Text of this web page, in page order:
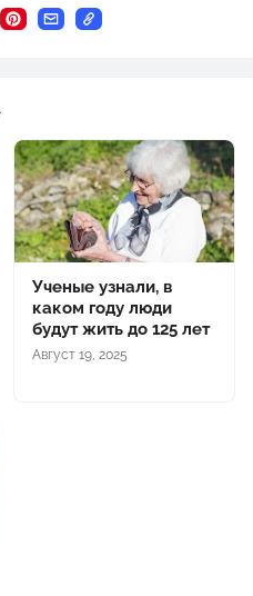
Ученые узнали, в
каком году люди
будут жить до 125 лет
Август 19, 2025